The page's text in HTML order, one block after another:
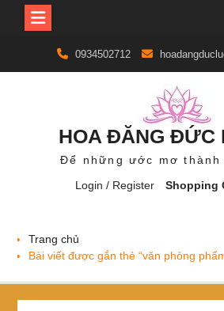
content
0934502712
HOA ĐĂNG ĐỨC
Để những ước mơ thành
Login / Register
Shopping
Trang chủ
Bài viết được gắn thẻ “văn phòng